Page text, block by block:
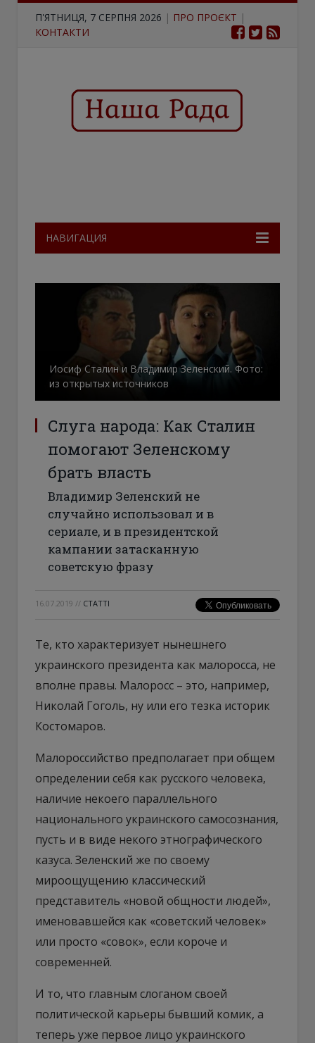
П'ЯТНИЦЯ, 7 СЕРПНЯ 2026 | ПРО ПРОЄКТ |
КОНТАКТИ
НАВИГАЦИЯ
Иосиф Сталин и Владимир Зеленский. Фото:
из открытых источников
Слуга народа: Как Сталин
помогают Зеленскому
брать власть
Владимир Зеленский не
случайно использовал и в
сериале, и в президентской
кампании затасканную
советскую фразу
16.07.2019 // СТАТТІ
Те, кто характеризует нынешнего
украинского президента как малоросса, не
вполне правы. Малоросс – это, например,
Николай Гоголь, ну или его тезка историк
Костомаров.
Малороссийство предполагает при общем
определении себя как русского человека,
наличие некоего параллельного
национального украинского самосознания,
пусть и в виде некого этнографического
казуса. Зеленский же по своему
мироощущению классический
представитель «новой общности людей»,
именовавшейся как «советский человек»
или просто «совок», если короче и
современней.
И то, что главным слоганом своей
политической карьеры бывший комик, а
теперь уже первое лицо украинского